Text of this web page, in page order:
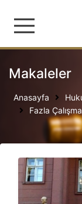
Makaleler
Anasayfa
Fazla